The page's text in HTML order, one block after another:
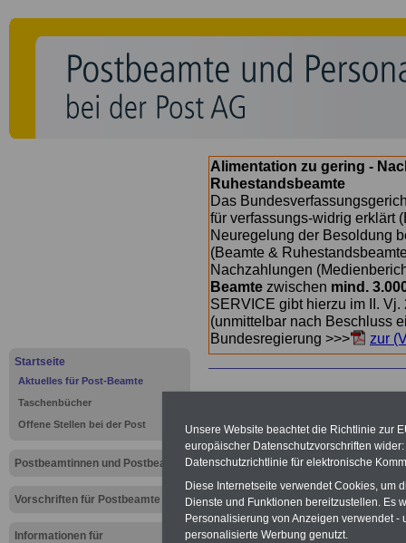
Startseite
Aktuelles für Post-Beamte
Taschenbücher
Offene Stellen bei der Post
Postbeamtinnen und Postbeamte
Vorschriften für Postbeamte
Informationen für
Alimentation zu gering -
Ruhestandsbeamte
Das
für verfassungs-widrig erklärt
Neuregelung der Besoldung
(Beamte &
Nachzahlungen
Beamte zwischen mind.
SERVICE gibt hierzu im II.
(unmittelbar nach Beschluss
Bundesregierung >>>
zur
Beamte:
vereinbart
Neu:
Unsere Website beachtet die Richtlinie zur
europäischer Datenschutzvorschriften
Datenschutzrichtlinie für elektronische
Diese Internetseite verwendet Cookies, um
Dienste und Funktionen bereitzustellen. Es
Personalisierung von Anzeigen verwendet
personalisierte Werbung genutzt.